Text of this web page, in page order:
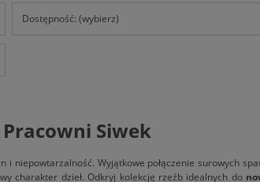
Dostępność: (wybierz)
Pracowni Siwek
i niepowtarzalność. Wyjątkowe połączenie surowych
charakter dzieł. Odkryj kolekcję rzeźb idealnych do